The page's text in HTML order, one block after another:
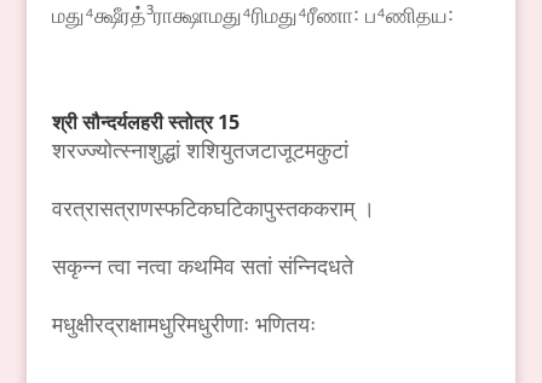
மது⁴க்ஷீரத்³ராக்ஷாமது⁴ரிமது⁴ரீணா꞉ ப⁴ணிதய꞉
श्रीसौन्दर्यलहरीस्तोत्र 15
शरज्ज्योत्स्नाशुद्धां शशियुतजटाजूटमकुटां
वरत्रासत्राणस्फटिकघटिकापुस्तककराम् ।
सकृन्न त्वा नत्वा कथमिव सतां संन्निदधते
मधुक्षीरद्राक्षामधुरिमधुरीणाः भणितयः